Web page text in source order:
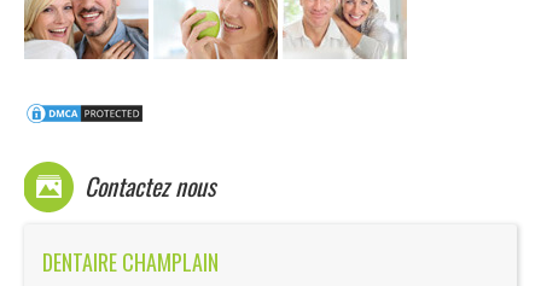
Contactez nous
DENTAIRE CHAMPLAIN